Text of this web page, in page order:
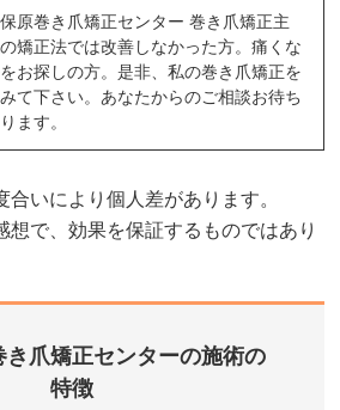
原巻き爪矯正センター 巻き爪矯正主
矯正法では改善しなかった方。痛くな
お探しの方。是非、私の巻き爪矯正を
て下さい。あなたからのご相談お待ち
ます。
いにより個人差があります。
で、効果を保証するものではあり
き爪矯正センターの施術の
特徴